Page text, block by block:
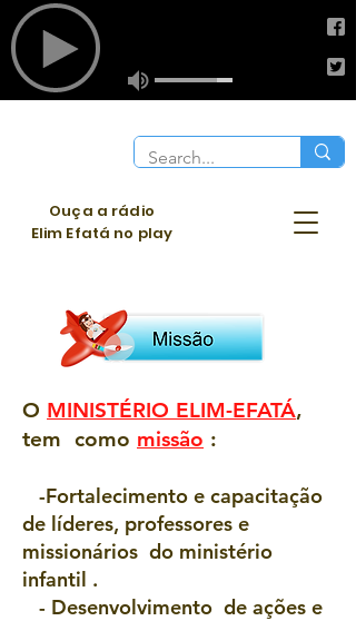
Ouça a rádio
Elim Efatá no play
O MINISTÉRIO ELIM-EFATÁ,
tem como missão :
-Fortalecimento e capacitação
de líderes, professores e
missionários do ministério
infantil .
- Desenvolvimento de ações e